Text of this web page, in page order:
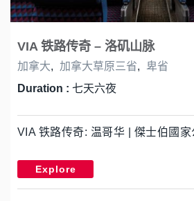
VIA 铁路传奇 – 洛矶山脉
加拿大, 加拿大草原三省,
卑省
Duration : 七天六夜
VIA 铁路传奇: 温哥华 | 傑士伯國
Explore